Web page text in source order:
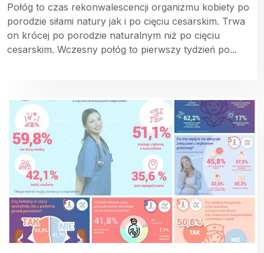
Połóg to czas rekonwalescencji organizmu kobiety po
porodzie siłami natury jak i po cięciu cesarskim. Trwa
on krócej po porodzie naturalnym niż po cięciu
cesarskim. Wczesny połóg to pierwszy tydzień po...